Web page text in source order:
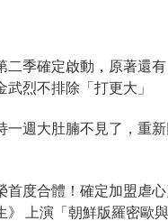
二季確定啟動，原著還
烈不排除「打更大」
一週大肚腩不見了，重
首度合體！確定加盟虐
》 上演「朝鮮版羅密歐